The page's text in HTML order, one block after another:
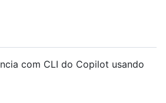
com CLI do Copilot usando